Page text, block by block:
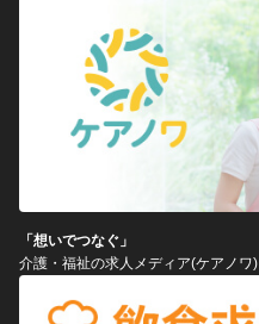
「想いでつなぐ」
介護・福祉の求人メディア(ケアノワ)